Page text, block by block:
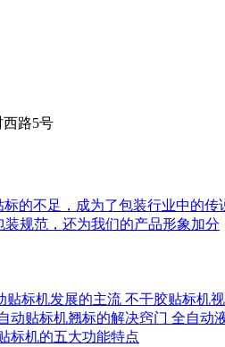
路5号
的不足，成为了包装行业中的传
规范，还为我们的产品形象加分
贴标机发展的主流 不干胶贴标机
动贴标机翘标的解决窍门 全自动
标机的五大功能特点